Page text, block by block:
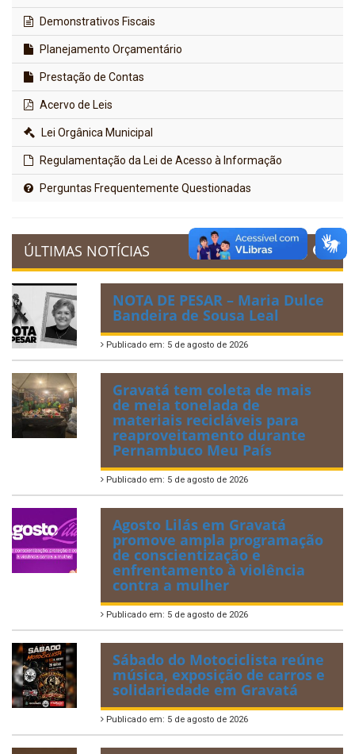
Demonstrativos Fiscais
Planejamento Orçamentário
Prestação de Contas
Acervo de Leis
Lei Orgânica Municipal
Regulamentação da Lei de Acesso à Informação
Perguntas Frequentemente Questionadas
ÚLTIMAS NOTÍCIAS
NOTA DE PESAR – Maria Dulce
Bandeira de Sousa Leal
Publicado em: 5 de agosto de 2026
Gravatá tem coleta de mais
de meia tonelada de
materiais recicláveis para
reaproveitamento durante
Pernambuco Meu País
Publicado em: 5 de agosto de 2026
Agosto Lilás em Gravatá
promove ampla programação
de conscientização e
enfrentamento à violência
contra a mulher
Publicado em: 5 de agosto de 2026
Sábado do Motociclista reúne
música, exposição de carros e
solidariedade em Gravatá
Publicado em: 5 de agosto de 2026